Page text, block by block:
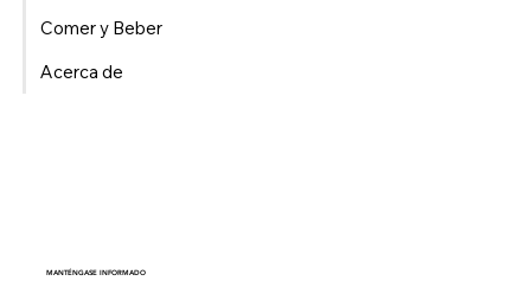
MANTÉNGASE INFORMADO
Comer y Beber
Acerca de